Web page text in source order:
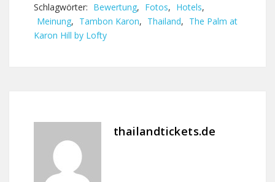
Schlagwörter: Bewertung, Fotos, Hotels,
Meinung, Tambon Karon, Thailand, The Palm at
Karon Hill by Lofty
thailandtickets.de